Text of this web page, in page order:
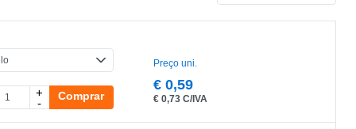
Preço uni.
€ 0,59
€ 0,73 C/IVA
+
-
Comprar